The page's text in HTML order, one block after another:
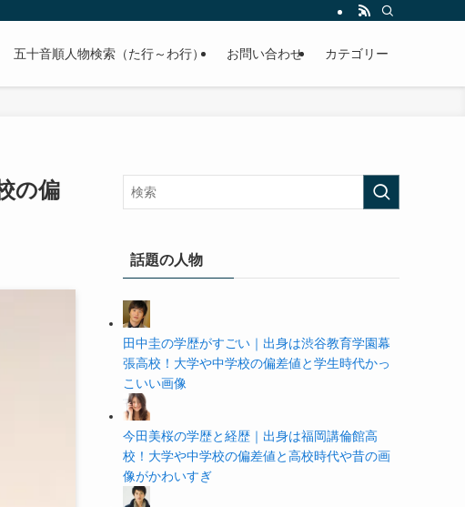
有名人の学歴や高校・大学の偏差値まで紹介していきます。
五十音順人物検索（た行～わ行） お問い合わせ カテゴリー
の偏
話題の人物
田中圭の学歴がすごい｜出身は渋谷教育学園幕
張高校！大学や中学校の偏差値と学生時代かっ
こいい画像
今田美桜の学歴と経歴｜出身は福岡講倫館高
校！大学や中学校の偏差値と高校時代や昔の画
像がかわいすぎ